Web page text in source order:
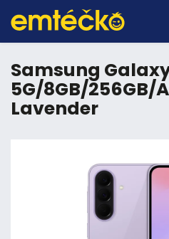
Samsung
5G/8GB/256GB/
Lavender